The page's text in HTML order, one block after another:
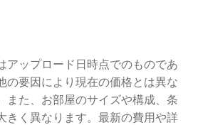
アップロード日時点でのものであ
の要因により現在の価格とは異な
また、お部屋のサイズや構成、条
きく異なります。最新の費用や詳